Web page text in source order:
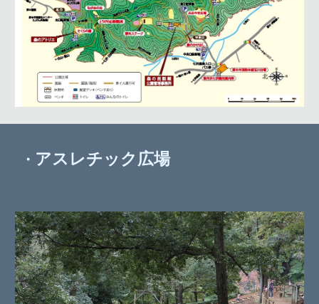
・ アスレチック広場